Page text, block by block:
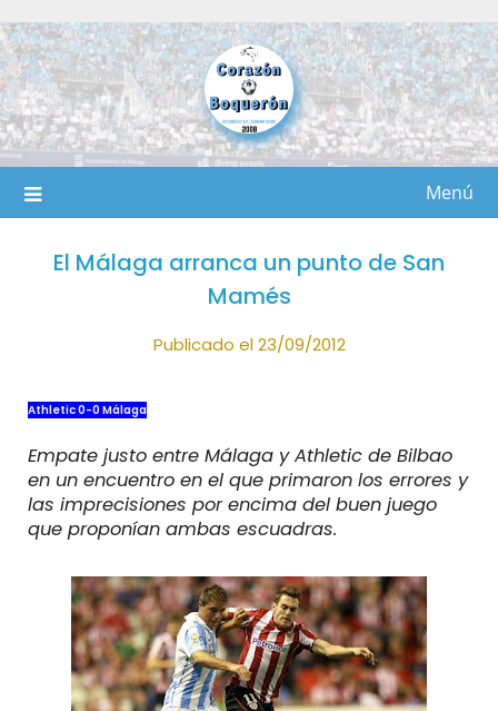
al
contenido
Menú
El Málaga arranca un punto de San
Mamés
Publicado el 23/09/2012
Athletic 0-0 Málaga
Empate justo entre Málaga y Athletic de Bilbao
en un encuentro en el que primaron los errores y
las imprecisiones por encima del buen juego
que proponían ambas escuadras.